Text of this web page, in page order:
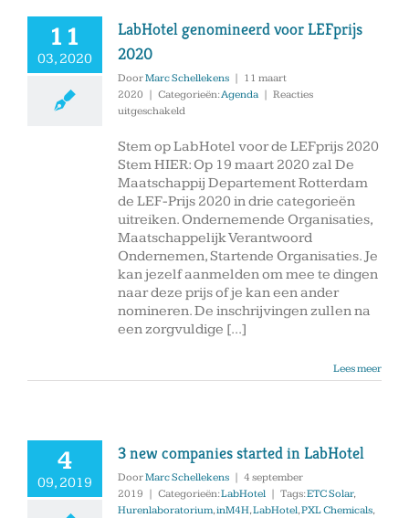
11
03, 2020
LabHotel genomineerd voor LEFprijs
2020
DoorMarc Schellekens | 11 maart
2020 | Categorieën:Agenda | Reacties
uitgeschakeld
genomineerd
voor
LEFprijs
2020
Stem op LabHotel voor de LEFprijs 2020
Stem HIER: Op 19 maart 2020 zal De
Maatschappij Departement Rotterdam
de LEF-Prijs 2020 in drie categorieën
uitreiken. Ondernemende Organisaties,
Maatschappelijk Verantwoord
Ondernemen, Startende Organisaties. Je
kan jezelf aanmelden om mee te dingen
naar deze prijs of je kan een ander
nomineren. De inschrijvingen zullen na
een zorgvuldige [...]
Lees meer
4
09, 2019
3 new companies started in LabHotel
DoorMarc Schellekens | 4 september
2019 | Categorieën:LabHotel | Tags:ETC Solar,
Hurenlaboratorium,inM4H,LabHotel,PXL Chemicals,